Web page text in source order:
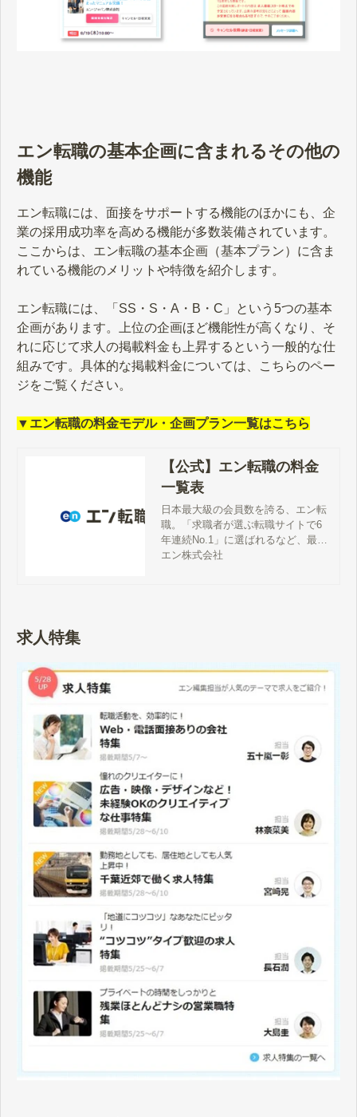
エン転職の基本企画に含まれるその他の
機能
エン転職には、面接をサポートする機能のほかにも、企
業の採用成功率を高める機能が多数装備されています。
ここからは、エン転職の基本企画（基本プラン）に含ま
れている機能のメリットや特徴を紹介します。
エン転職には、「SS・S・A・B・C」という5つの基本
企画があります。上位の企画ほど機能性が高くなり、そ
れに応じて求人の掲載料金も上昇するという一般的な仕
組みです。具体的な掲載料金については、こちらのペー
ジをご覧ください。
▼エン転職の料金モデル・企画プラン一覧はこちら
【公式】エン転職の料金
一覧表
日本最大級の会員数を誇る、エン転
職。「求職者が選ぶ転職サイトで6
年連続No.1」に選ばれるなど、最も
注目度が高い求人サイトです。そん
エン株式会社
求人特集